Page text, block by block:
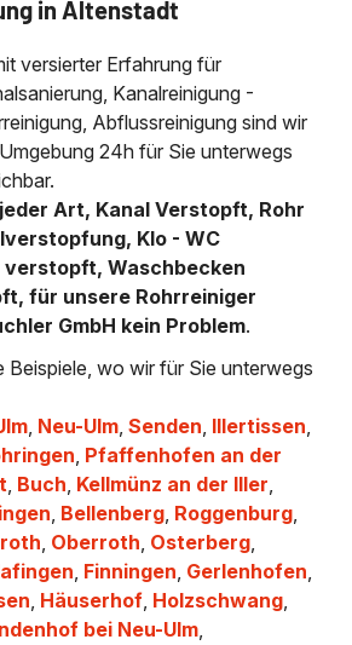
in Altenstadt
versierter Erfahrung für
Kanalreinigung -
Abflussreinigung sind wir
24h für Sie unterwegs
Art, Kanal Verstopft, Rohr
Klo - WC
Waschbecken
für unsere Rohrreiniger
GmbH kein Problem.
Beispiele, wo wir für Sie unterwegs
, Neu-Ulm,Senden, Illertissen,
, Pfaffenhofen an der
, Buch, Kellmünz an der Iller,
, Bellenberg, Roggenburg,
, Oberroth, Osterberg,
, Finningen, Gerlenhofen,
, Häuserhof, Holzschwang,
bei Neu-Ulm,